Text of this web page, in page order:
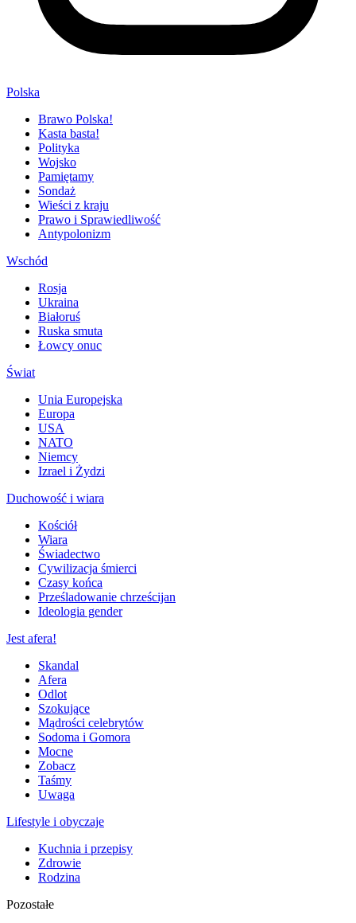
Polska
Brawo Polska!
Kasta basta!
Polityka
Wojsko
Pamiętamy
Sondaż
Wieści z kraju
Prawo i Sprawiedliwość
Antypolonizm
Wschód
Rosja
Ukraina
Białoruś
Ruska smuta
Łowcy onuc
Świat
Unia Europejska
Europa
USA
NATO
Niemcy
Izrael i Żydzi
Duchowość i wiara
Kościół
Wiara
Świadectwo
Cywilizacja śmierci
Czasy końca
Prześladowanie chrześcijan
Ideologia gender
Jest afera!
Skandal
Afera
Odlot
Szokujące
Mądrości celebrytów
Sodoma i Gomora
Mocne
Zobacz
Taśmy
Uwaga
Lifestyle i obyczaje
Kuchnia i przepisy
Zdrowie
Rodzina
Pozostałe